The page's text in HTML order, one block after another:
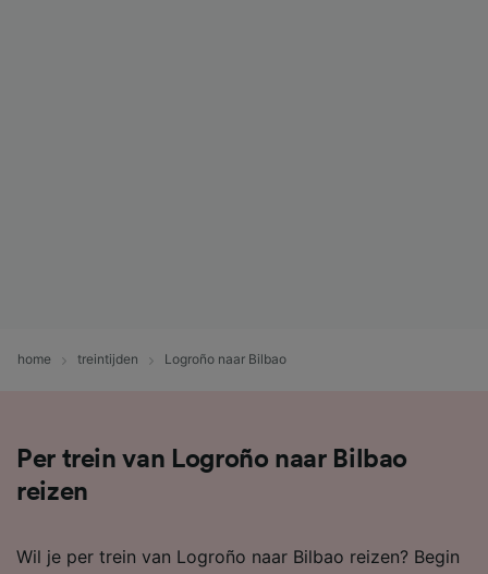
home treintijden Logroño naar Bilbao
Per trein van Logroño naar Bilbao
reizen
Wil je per trein van Logroño naar Bilbao reizen? Begin